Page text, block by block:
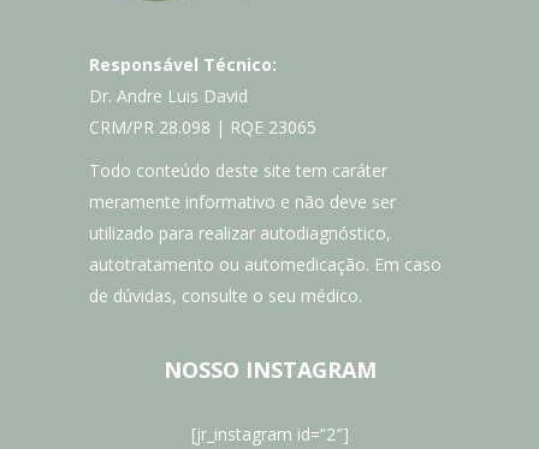
Responsável Técnico:
Dr. Andre Luis David
CRM/PR 28.098 | RQE 23065
Todo conteúdo deste site tem caráter
meramente informativo e não deve ser
utilizado para realizar autodiagnóstico,
autotratamento ou automedicação. Em caso
de dúvidas, consulte o seu médico.
NOSSO INSTAGRAM
[jr_instagram id=”2″]